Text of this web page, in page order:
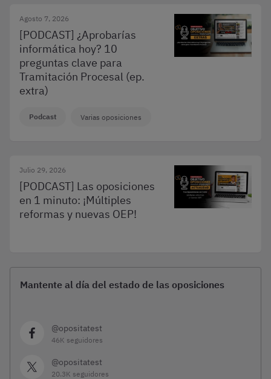
Agosto 7, 2026
[PODCAST] ¿Aprobarías
informática hoy? 10
preguntas clave para
Tramitación Procesal (ep.
extra)
Podcast Varias oposiciones
Julio 29, 2026
[PODCAST] Las oposiciones
en 1 minuto: ¡Múltiples
reformas y nuevas OEP!
Mantente al día del estado de las oposiciones
@opositatest
46K seguidores
@opositatest
20.3K seguidores